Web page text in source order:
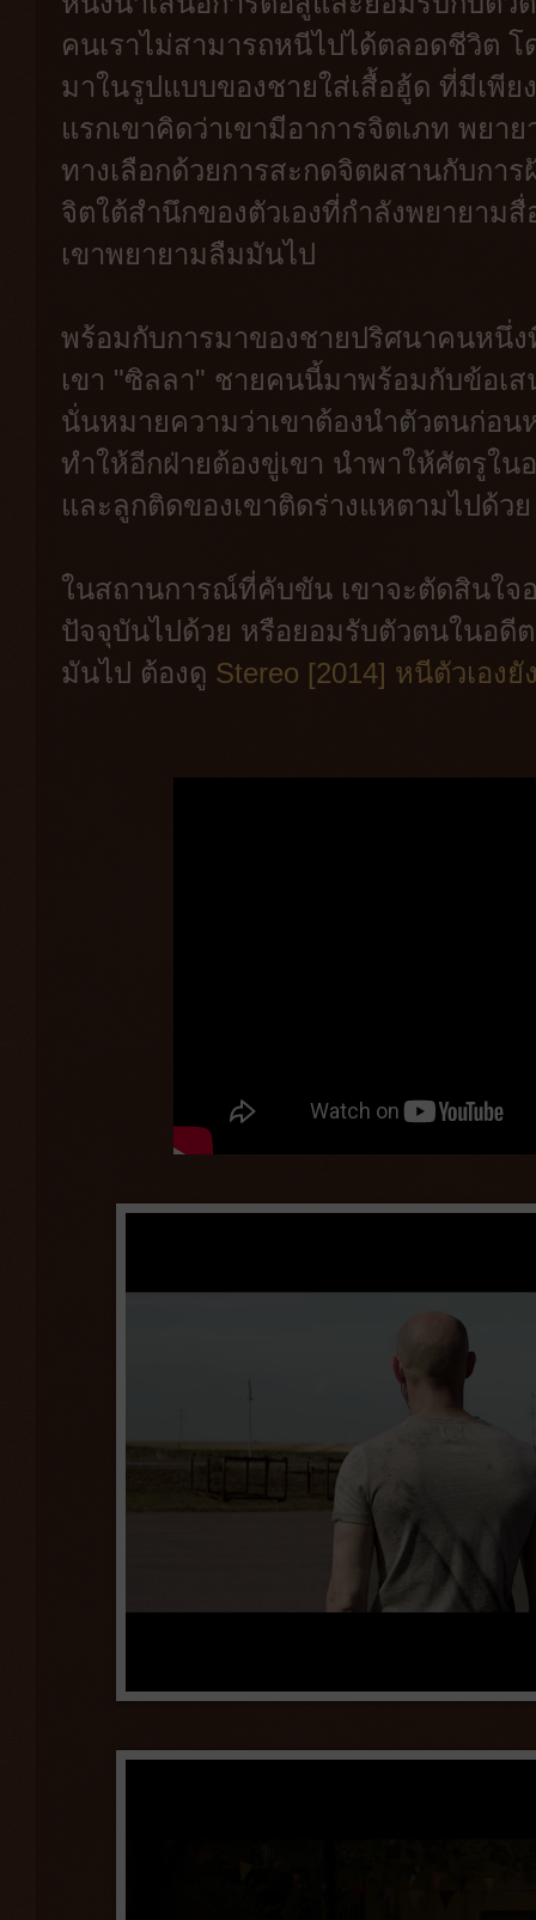
คนเราไม่สามารถหนีไปได้ตลอดชีวิต
มาในรูปแบบของชายใส่เสื้อฮู้ด ที่มีเพีย
แรกเขาคิดว่าเขามีอาการจิตเภท พย
ทางเลือกด้วยการสะกดจิตผสานกับการ
จิตใต้สำนึกของตัวเองที่กำลังพยายามสื่
เขาพยายามลืมมันไป
พร้อมกับการมาของชายปริศนาคนหนึ่
เขา "ซิลลา" ชายคนนี้มาพร้อมกับข้อเ
นั่นหมายความว่าเขาต้องนำตัวตนก่อน
ทำให้อีกฝ่ายต้องขู่เขา นำพาให้ศัตรูใ
และลูกติดของเขาติดร่างแหตามไปด้วย
ในสถานการณ์ที่คับขัน เขาจะตัดสินใจ
ปัจจุบันไปด้วย หรือยอมรับตัวตนในอ
มันไป ต้องดู Stereo [2014] หนีตัวเอง